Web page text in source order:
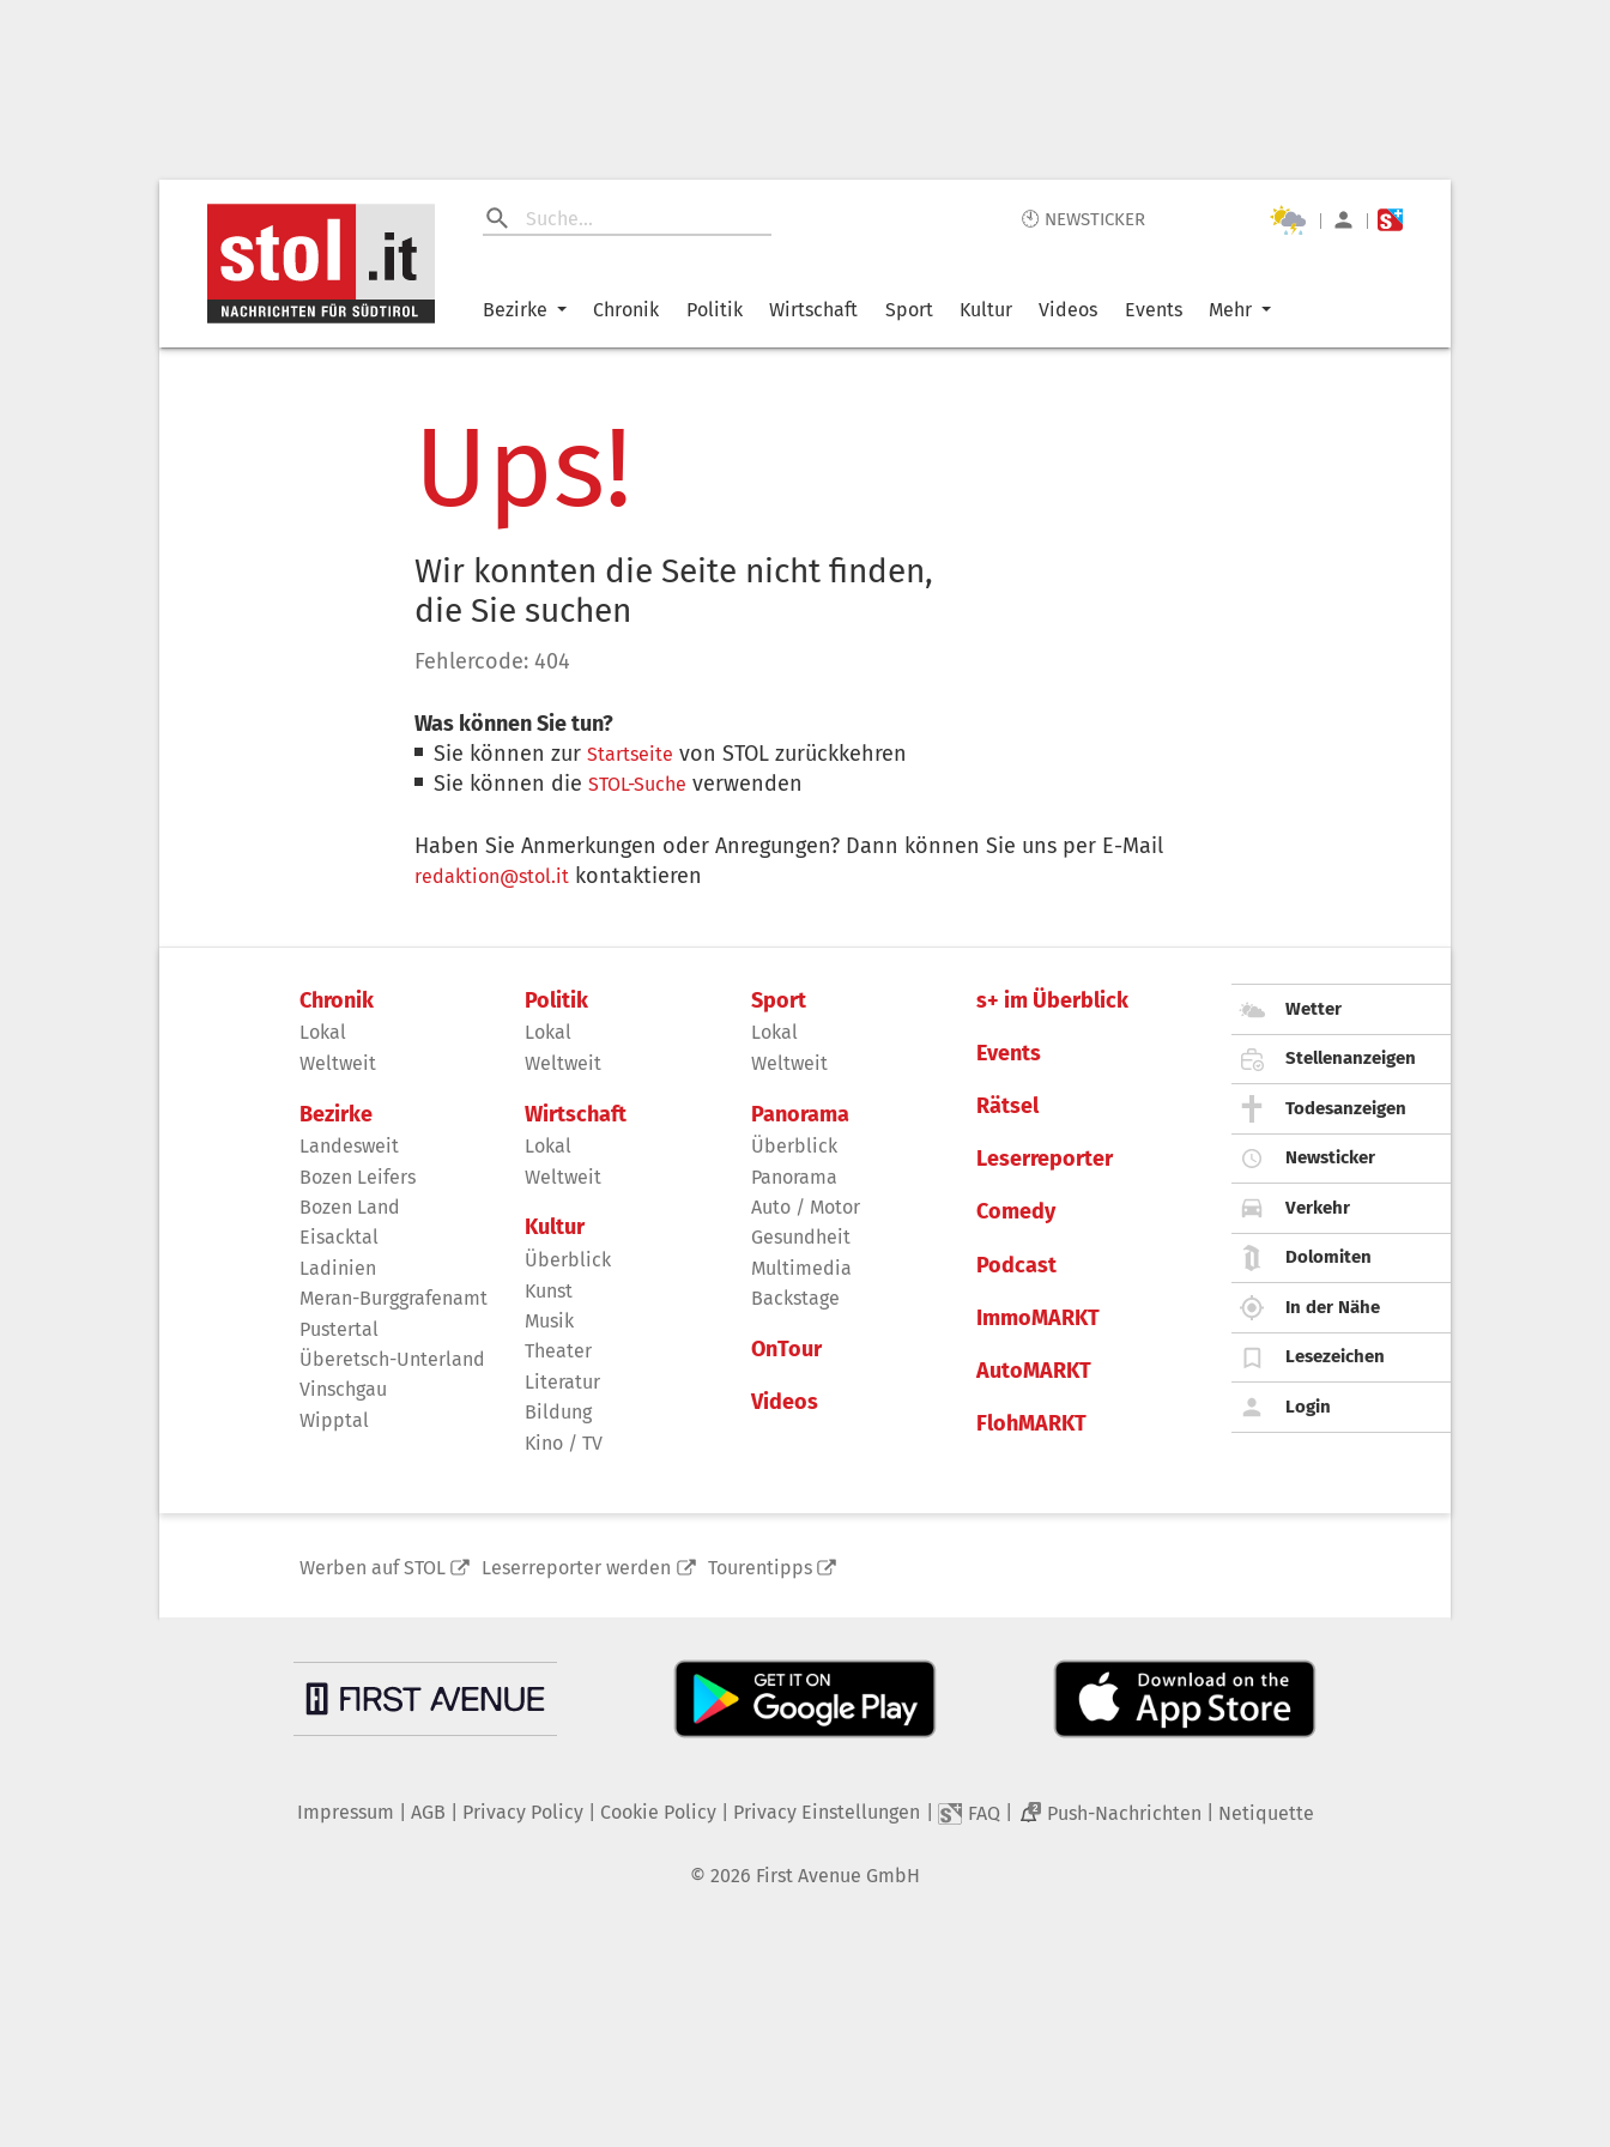
🕙 NEWSTICKER | |
Bezirke Chronik Politik Wirtschaft Sport Kultur Videos Events Mehr
Ups!
Wir konnten die Seite nicht finden,
die Sie suchen
Fehlercode: 404
Was können Sie tun?
Sie können zurStartseite von STOL zurückkehren
Sie können dieSTOL-Suche verwenden
Haben Sie Anmerkungen oder Anregungen? Dann können Sie uns per E-Mail
redaktion@stol.it kontaktieren
Chronik
Lokal
Weltweit
Bezirke
Landesweit
Bozen Leifers
Bozen Land
Eisacktal
Ladinien
Meran-Burggrafenamt
Pustertal
Überetsch-Unterland
Vinschgau
Wipptal
Politik
Lokal
Weltweit
Wirtschaft
Lokal
Weltweit
Kultur
Überblick
Kunst
Musik
Theater
Literatur
Bildung
Kino / TV
Sport
Lokal
Weltweit
Panorama
Überblick
Panorama
Auto / Motor
Gesundheit
Multimedia
Backstage
OnTour
Videos
s+ im Überblick
Events
Rätsel
Leserreporter
Comedy
Podcast
ImmoMARKT
AutoMARKT
FlohMARKT
Wetter
Stellenanzeigen
Todesanzeigen
Newsticker
Verkehr
Dolomiten
In der Nähe
Lesezeichen
Login
Werben auf STOL Leserreporter werden Tourentipps
Impressum AGB Privacy Policy| Cookie Policy| Privacy Einstellungen FAQ 2 Push-Nachrichten Netiquette
© 2026 First Avenue GmbH